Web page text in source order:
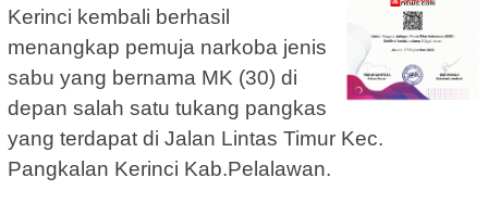
Kerinci kembali berhasil
menangkap pemuja narkoba jenis
sabu yang bernama MK (30) di
depan salah satu tukang pangkas
yang terdapat di Jalan Lintas Timur Kec.
Pangkalan Kerinci Kab.Pelalawan.